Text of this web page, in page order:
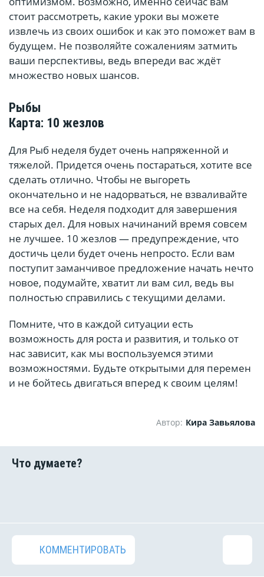
стоит рассмотреть, какие уроки вы можете
извлечь из своих ошибок и как это поможет вам в
будущем. Не позволяйте сожалениям затмить
ваши перспективы, ведь впереди вас ждёт
множество новых шансов.
Рыбы
Карта: 10 жезлов
Для Рыб неделя будет очень напряженной и
тяжелой. Придется очень постараться, хотите все
сделать отлично. Чтобы не выгореть
окончательно и не надорваться, не взваливайте
все на себя. Неделя подходит для завершения
старых дел. Для новых начинаний время совсем
не лучшее. 10 жезлов — предупреждение, что
достичь цели будет очень непросто. Если вам
поступит заманчивое предложение начать нечто
новое, подумайте, хватит ли вам сил, ведь вы
полностью справились с текущими делами.
Помните, что в каждой ситуации есть
возможность для роста и развития, и только от
нас зависит, как мы воспользуемся этими
возможностями. Будьте открытыми для перемен
и не бойтесь двигаться вперед к своим целям!
Автор: Кира Завьялова
КОММЕНТИРОВАТЬ